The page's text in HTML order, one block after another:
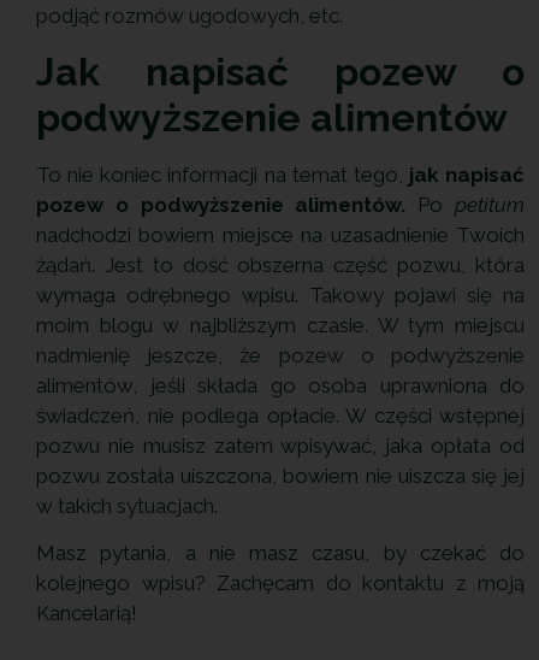
podjąć rozmów ugodowych, etc.
Jak napisać pozew o
podwyższenie alimentów
To nie koniec informacji na temat tego, jak napisać
pozew o podwyższenie alimentów. Popetitum
nadchodzi bowiem miejsce na uzasadnienie Twoich
żądań. Jest to dość obszerna część pozwu, która
wymaga odrębnego wpisu. Takowy pojawi się na
moim blogu w najbliższym czasie. W tym miejscu
nadmienię jeszcze, że pozew o podwyższenie
alimentów, jeśli składa go osoba uprawniona do
świadczeń, nie podlega opłacie. W części wstępnej
pozwu nie musisz zatem wpisywać, jaka opłata od
pozwu została uiszczona, bowiem nie uiszcza się jej
w takich sytuacjach.
Masz pytania, a nie masz czasu, by czekać do
kolejnego wpisu? Zachęcam do kontaktu z moją
Kancelarią!